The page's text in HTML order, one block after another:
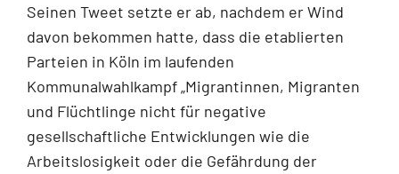
Seinen Tweet setzte er ab, nachdem er Wind
davon bekommen hatte, dass die etablierten
Parteien in Köln im laufenden
Kommunalwahlkampf „Migrantinnen, Migranten
und Flüchtlinge nicht für negative
gesellschaftliche Entwicklungen wie die
Arbeitslosigkeit oder die Gefährdung der